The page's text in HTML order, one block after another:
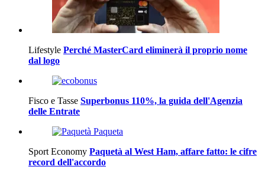
Lifestyle Perché MasterCard eliminerà il proprio nome
dal logo
Fisco e Tasse Superbonus 110%, la guida dell'Agenzia
delle Entrate
Sport Economy Paquetà al West Ham, affare fatto: le cifre
record dell'accordo